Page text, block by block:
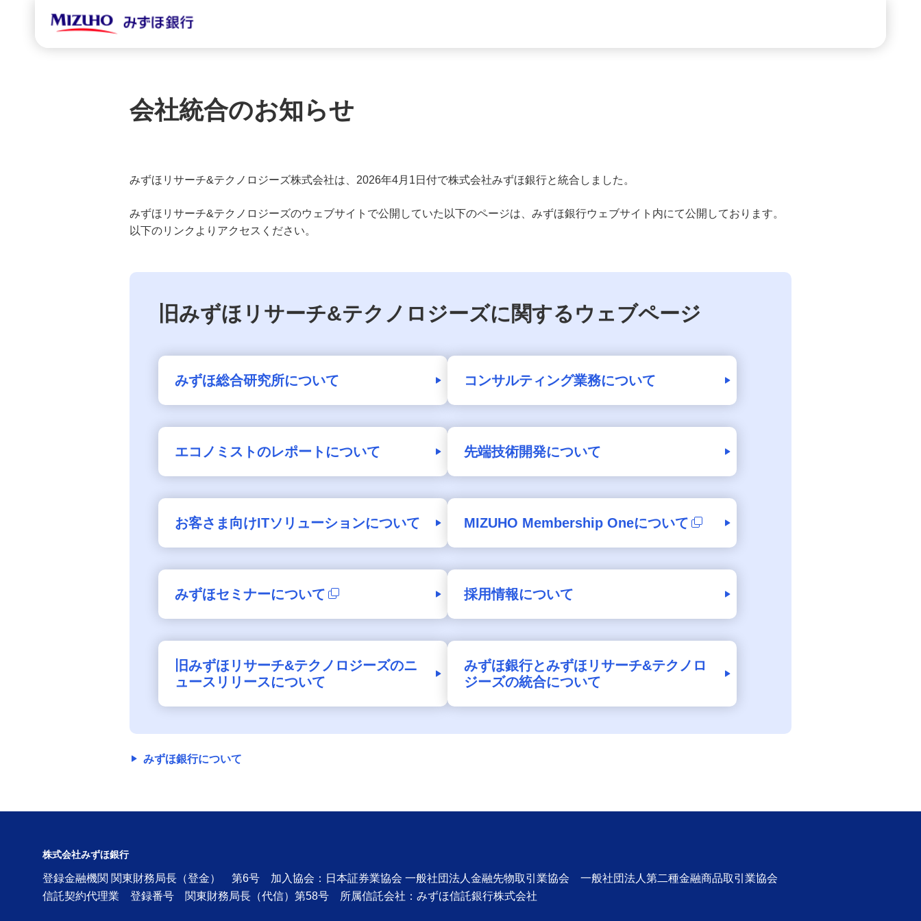
会社統合のお知らせ
みずほリサーチ&テクノロジーズ株式会社は、2026年4月1日付で株式会社みずほ銀行と統合しました。
みずほリサーチ&テクノロジーズのウェブサイトで公開していた以下のページは、みずほ銀行ウェブサイト内にて公開しております。
以下のリンクよりアクセスください。
旧みずほリサーチ&テクノロジーズに関するウェブページ
みずほ総合研究所について コンサルティング業務について
エコノミストのレポートについて 先端技術開発について
お客さま向けITソリューションについて MIZUHO Membership Oneについて
みずほセミナーについて 採用情報について
旧みずほリサーチ&テクノロジーズのニ
ュースリリースについて
みずほ銀行とみずほリサーチ&テクノロ
ジーズの統合について
みずほ銀行について
株式会社みずほ銀行
登録金融機関 関東財務局長（登金） 第6号 加入協会：日本証券業協会 一般社団法人金融先物取引業協会 一般社団法人第二種金融商品取引業協会
信託契約代理業 登録番号 関東財務局長（代信）第58号 所属信託会社：みずほ信託銀行株式会社